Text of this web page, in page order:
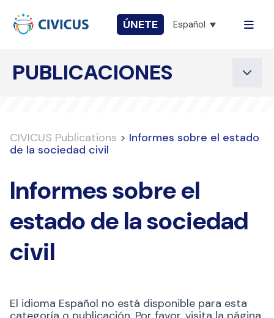
ÚNETE Español
PUBLICACIONES
CIVICUS Publications > Informes sobre el estado
de la sociedad civil
Informes sobre el
estado de la sociedad
civil
El idioma Español no está disponible para esta